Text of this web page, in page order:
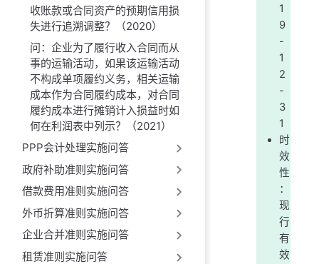
收账款或合同资产的预期信用损
失进行追溯调整？（2020）
问：企业为了履行收入合同而从
事的运输活动，如果该运输活动
不构成单项履约义务，相关运输
成本作为合同履约成本，对合同
履约成本进行摊销计入损益时如
何在利润表中列示？（2021）
PPP会计处理实施问答
政府补助准则实施问答
借款费用准则实施问答
外币折算准则实施问答
企业合并准则实施问答
租赁准则实施问答
1
9
-
1
2
-
3
1
时
效
性
：
现
行
有
效